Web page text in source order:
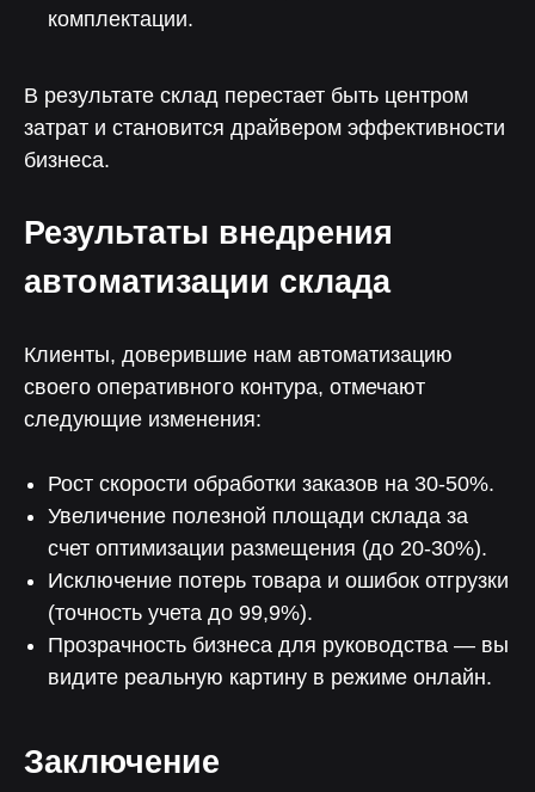
комплектации.
В результате склад перестает быть центром
затрат и становится драйвером эффективности
бизнеса.
Результаты внедрения
автоматизации склада
Клиенты, доверившие нам автоматизацию
своего оперативного контура, отмечают
следующие изменения:
Рост скорости обработки заказов на 30-50%.
Увеличение полезной площади склада за
счет оптимизации размещения (до 20-30%).
Исключение потерь товара и ошибок отгрузки
(точность учета до 99,9%).
Прозрачность бизнеса для руководства — вы
видите реальную картину в режиме онлайн.
Заключение
Нелумбо в Telegram